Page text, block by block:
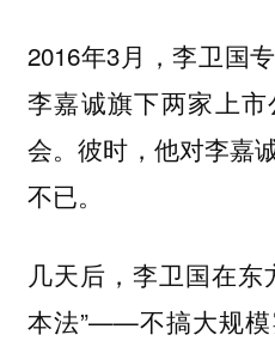
2016年3月，李卫国
李嘉诚旗下两家上
会。彼时，他对李嘉
不已。
几天后，李卫国在东
本法”——不搞大规模